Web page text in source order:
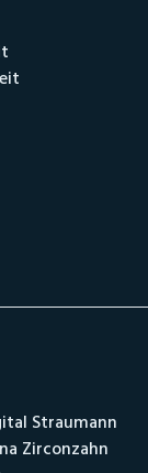
Straumann
Zirconzahn